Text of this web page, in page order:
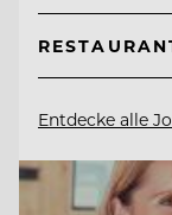
Entdecke alle